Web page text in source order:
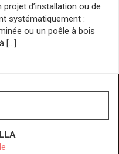
projet d’installation ou de
systématiquement :
ou un poêle à bois
[…]